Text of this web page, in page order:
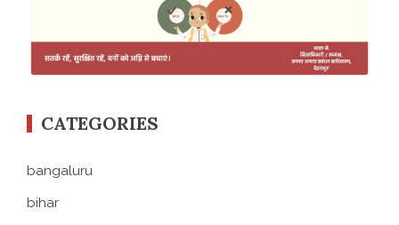
CATEGORIES
bangaluru
bihar